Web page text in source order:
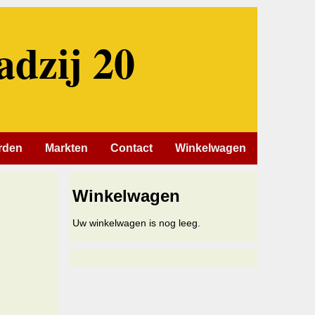
20
Winkelwagen
Contact
Markten
Winkelwagen
Uw winkelwagen is nog leeg.